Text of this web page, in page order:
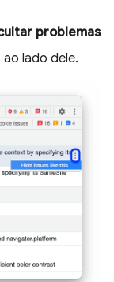
problemas
ao lado dele.